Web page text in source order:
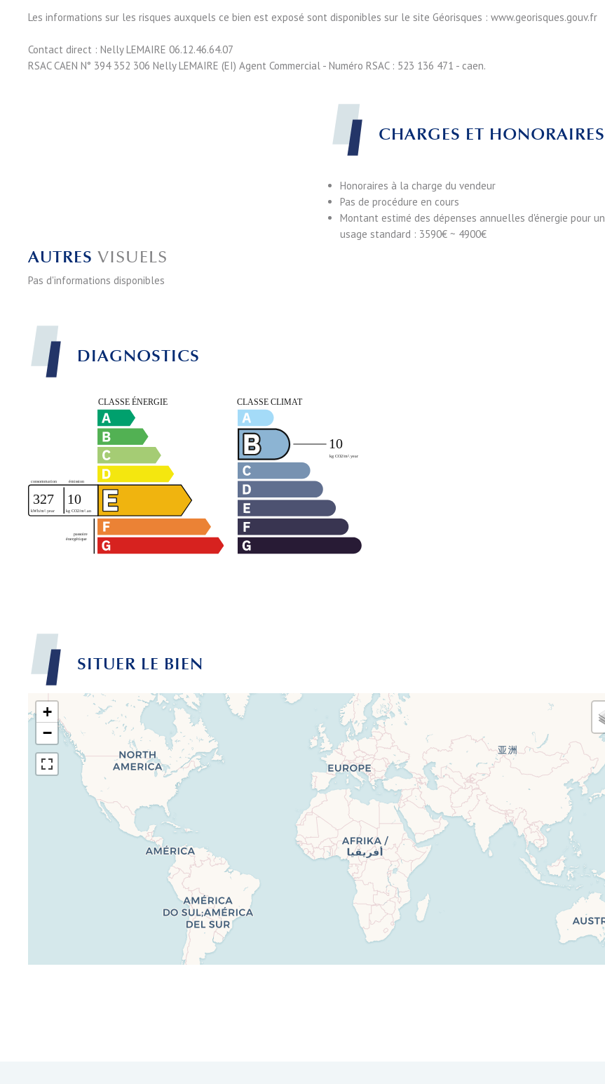
Les informations sur les risques auxquels ce bien est exposé sont disponibles sur le site Géorisques : www.georisques.gouv.fr
Contact direct : Nelly LEMAIRE 06.12.46.64.07
RSAC CAEN N° 394 352 306 Nelly LEMAIRE (EI) Agent Commercial - Numéro RSAC : 523 136 471 - caen.
CHARGES ET HONORAIRES
Honoraires à la charge du vendeur
Pas de procédure en cours
Montant estimé des dépenses annuelles d'énergie pour un
usage standard : 3590€ ~ 4900€
AUTRES VISUELS
Pas d'informations disponibles
DIAGNOSTICS
SITUER LE BIEN
+
−